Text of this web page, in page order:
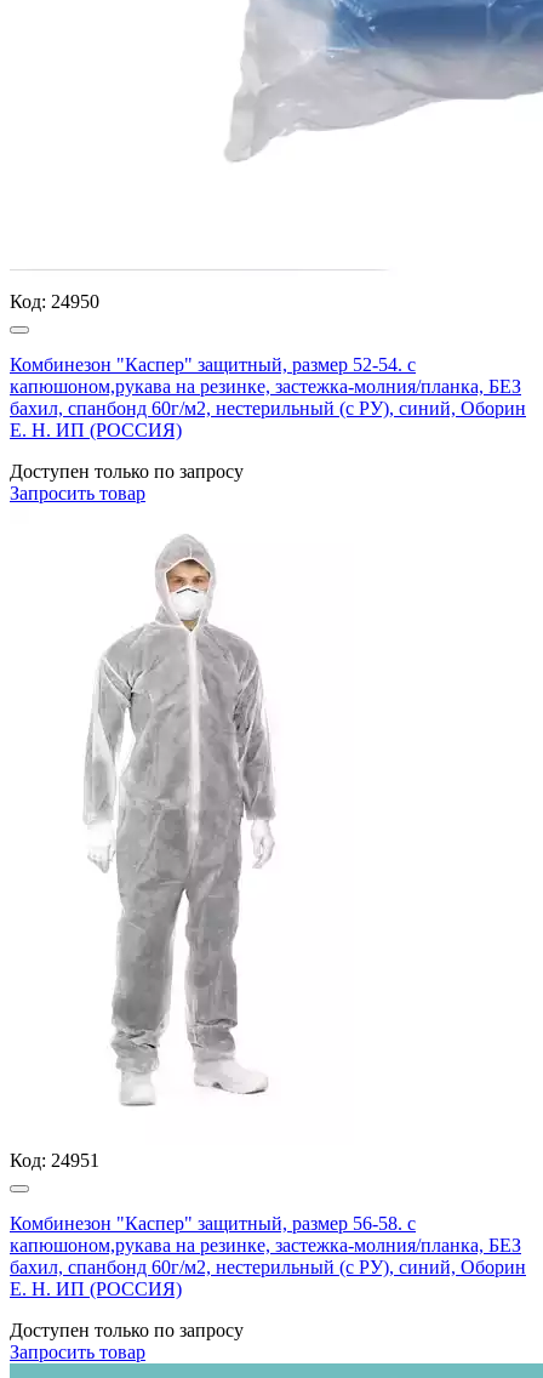
Код: 24950
Комбинезон "Каспер" защитный, размер 52-54. с
капюшоном,рукава на резинке, застежка-молния/планка, БЕЗ
бахил, спанбонд 60г/м2, нестерильный (с РУ), синий, Оборин
Е. Н. ИП (РОССИЯ)
Доступен только по запросу
Запросить товар
Код: 24951
Комбинезон "Каспер" защитный, размер 56-58. с
капюшоном,рукава на резинке, застежка-молния/планка, БЕЗ
бахил, спанбонд 60г/м2, нестерильный (с РУ), синий, Оборин
Е. Н. ИП (РОССИЯ)
Доступен только по запросу
Запросить товар